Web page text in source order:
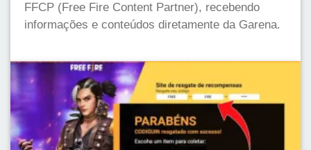
FFCP (Free Fire Content Partner), recebendo
informações e conteúdos diretamente da Garena.